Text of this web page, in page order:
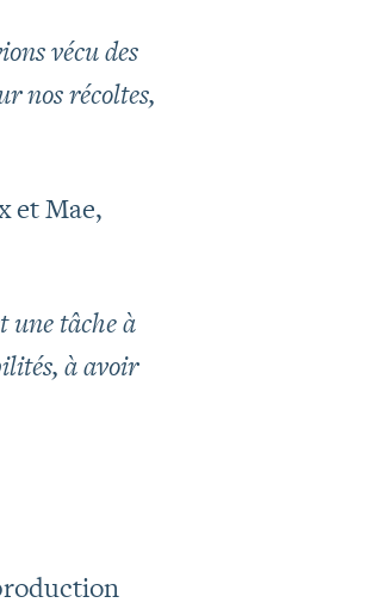
vécu des
nos récoltes,
et Mae,
une tâche à
à avoir